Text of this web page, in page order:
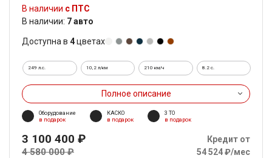
В наличии с ПТС
В наличии: 7 авто
Доступна в 4цветах
249 л.с. 10,2 л/км 210 км/ч 8.2 c.
Полное описание
Оборудование
в подарок
КАСКО
в подарок
3 ТО
в подарок
3 100 400 ₽
4 580 000 ₽
Кредит от
54 524 ₽/мес